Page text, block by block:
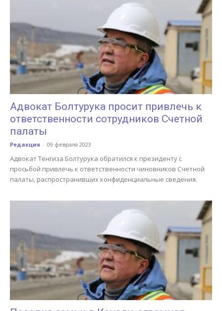
Адвокат Болтурука просит привлечь к
ответственности сотрудников Счетной
палаты
Редакция - 09 февраля 2023
Адвокат Тенгиза Болтурука обратился к президенту с
просьбой привлечь к ответственности чиновников Счетной
палаты, распространивших конфиденциальные сведения.